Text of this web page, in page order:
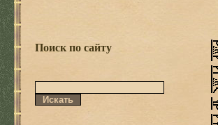
Поиск по сайту